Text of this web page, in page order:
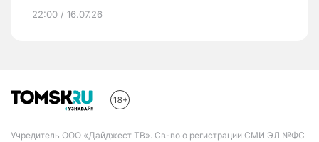
22:00 / 16.07.26
Учредитель ООО «Дайджест ТВ». Св-во о регистрации СМИ ЭЛ №ФС